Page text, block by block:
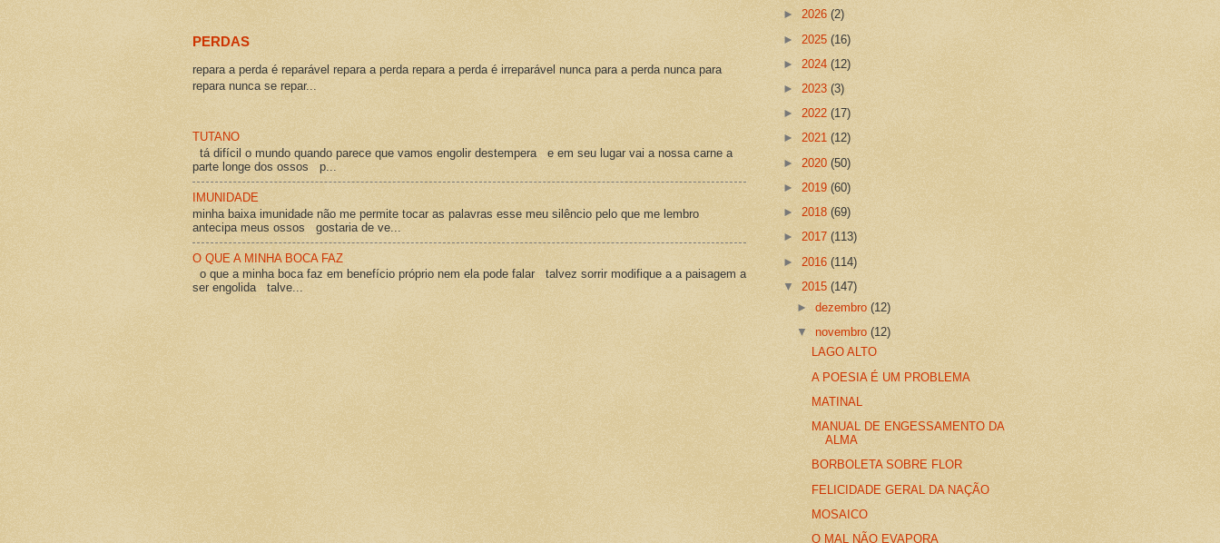
PERDAS
repara a perda é reparável repara a perda repara a perda é irreparável nunca para a perda nunca para
repara nunca se repar...
TUTANO
tá difícil o mundo quando parece que vamos engolir destempera e em seu lugar vai a nossa carne a
parte longe dos ossos p...
IMUNIDADE
minha baixa imunidade não me permite tocar as palavras esse meu silêncio pelo que me lembro
antecipa meus ossos gostaria de ve...
O QUE A MINHA BOCA FAZ
o que a minha boca faz em benefício próprio nem ela pode falar talvez sorrir modifique a a paisagem a
ser engolida talve...
► 2026 (2)
► 2025 (16)
► 2024 (12)
► 2023 (3)
► 2022 (17)
► 2021 (12)
► 2020 (50)
► 2019 (60)
► 2018 (69)
► 2017 (113)
► 2016 (114)
▼ 2015 (147)
►dezembro(12)
▼ novembro(12)
LAGO ALTO
A POESIA É UM PROBLEMA
MATINAL
MANUAL DE ENGESSAMENTO DA
ALMA
BORBOLETA SOBRE FLOR
FELICIDADE GERAL DA NAÇÃO
MOSAICO
O MAL NÃO EVAPORA